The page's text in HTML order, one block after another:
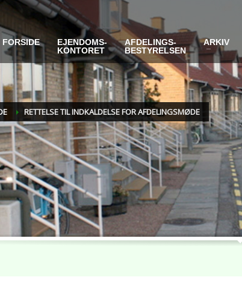
FORSIDE
EJENDOMS-
KONTORET
AFDELINGS-
BESTYRELSEN
ARKIV
RETTELSE TIL INDKALDELSE FOR AFDELINGSMØDE